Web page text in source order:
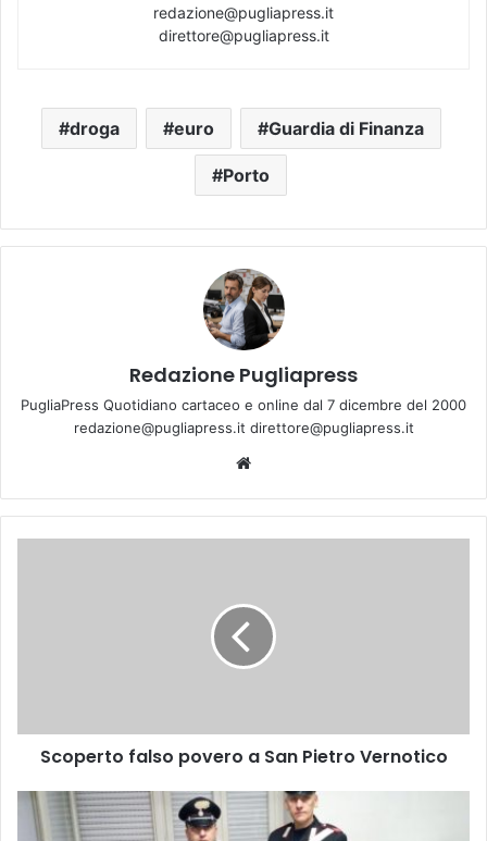
redazione@pugliapress.it
direttore@pugliapress.it
droga euro Guardia di Finanza
Porto
Redazione Pugliapress
PugliaPress Quotidiano cartaceo e online dal 7 dicembre del 2000
redazione@pugliapress.it direttore@pugliapress.it
te
f
Scoperto falso povero a San Pietro Vernotico